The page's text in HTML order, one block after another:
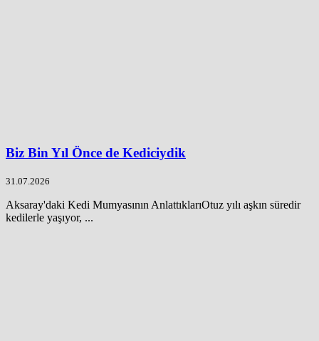
Biz Bin Yıl Önce de Kediciydik
31.07.2026
Aksaray'daki Kedi Mumyasının AnlattıklarıOtuz yılı aşkın süredir
kedilerle yaşıyor, ...